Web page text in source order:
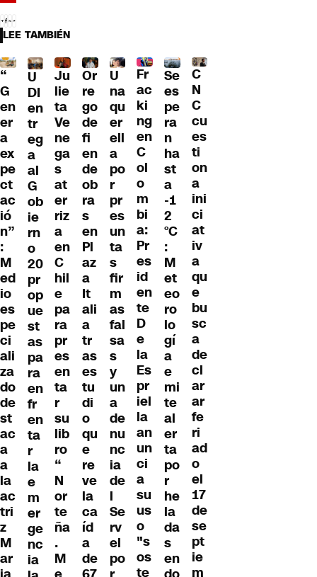
LEE TAMBIÉN
“
G
en
er
a
ex
pe
ct
ac
ió
n”
:
M
ed
io
es
pe
ci
ali
za
do
de
st
ac
a
a
la
ac
tri
z
M
ar
U
DI
en
tr
eg
a
al
G
ob
ie
rn
o
20
pr
op
ue
st
as
pa
ra
en
fr
en
ta
r
la
e
m
er
ge
nc
ia
Ju
lie
ta
Ve
ne
ga
s
at
er
riz
a
en
C
hil
e
pa
ra
pr
es
en
ta
r
su
lib
ro
“
N
or
te
ña
.
M
Or
re
go
de
fi
en
de
ob
ra
s
en
Pl
az
a
It
ali
a
tr
as
es
tu
di
o
qu
e
re
ve
la
ca
íd
a
de
U
na
qu
er
ell
a
po
r
pr
es
un
ta
s
fir
m
as
fal
sa
s
y
un
a
de
nu
nc
ia
de
l
Se
rv
el
po
Fr
ac
ki
ng
en
C
ol
o
m
bi
a:
Pr
es
id
en
te
D
e
la
Es
pr
iel
la
an
un
ci
a
su
us
o
"s
os
te
Se
es
pe
ra
n
ha
st
a
-1
2
°C
:
M
et
eo
ro
lo
gí
a
e
mi
te
al
er
ta
po
r
he
la
da
s
en
C
N
C
cu
es
ti
on
a
ini
ci
at
iv
a
qu
e
bu
sc
a
de
cl
ar
ar
fe
ri
ad
o
el
17
de
se
pt
ie
m